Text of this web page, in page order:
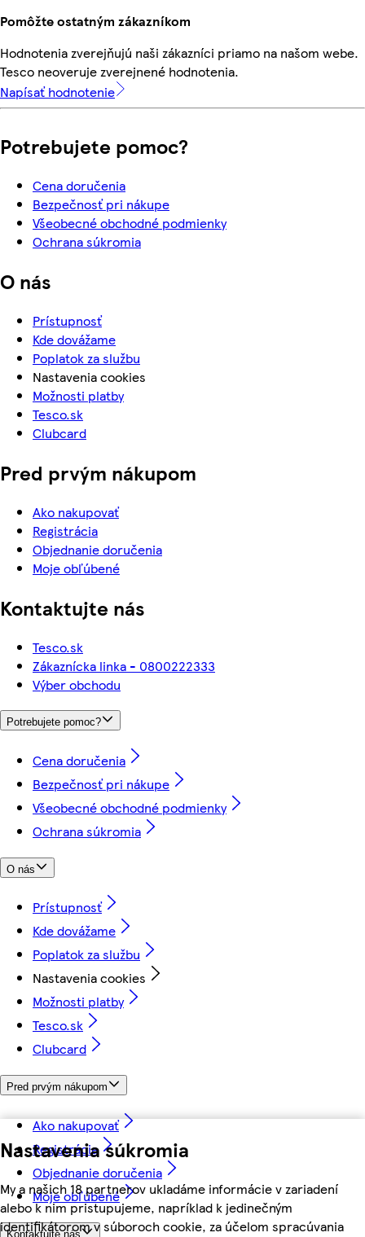
Nastavenia súkromia
My a našich 18 partnerov ukladáme informácie v zariadení
alebo k nim pristupujeme, napríklad k jedinečným
identifikátorom v súboroch cookie, za účelom spracúvania
Pomôžte ostatným zákazníkom
Hodnotenia zverejňujú naši zákazníci priamo na našom webe.
Tesco neoveruje zverejnené hodnotenia.
Napísať hodnotenie
Potrebujete pomoc?
Cena doručenia
Bezpečnosť pri nákupe
Všeobecné obchodné podmienky
Ochrana súkromia
O nás
Prístupnosť
Kde dovážame
Poplatok za službu
Nastavenia cookies
Možnosti platby
Tesco.sk
Clubcard
Pred prvým nákupom
Ako nakupovať
Registrácia
Objednanie doručenia
Moje obľúbené
Kontaktujte nás
Tesco.sk
Zákaznícka linka - 0800222333
Výber obchodu
Potrebujete pomoc?
Cena doručenia
Bezpečnosť pri nákupe
Všeobecné obchodné podmienky
Ochrana súkromia
O nás
Prístupnosť
Kde dovážame
Poplatok za službu
Nastavenia cookies
Možnosti platby
Tesco.sk
Clubcard
Pred prvým nákupom
Ako nakupovať
Registrácia
Objednanie doručenia
Moje obľúbené
Kontaktujte nás